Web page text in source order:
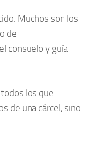
Muchos son los
de
consuelo y guía
los que
de una cárcel, sino